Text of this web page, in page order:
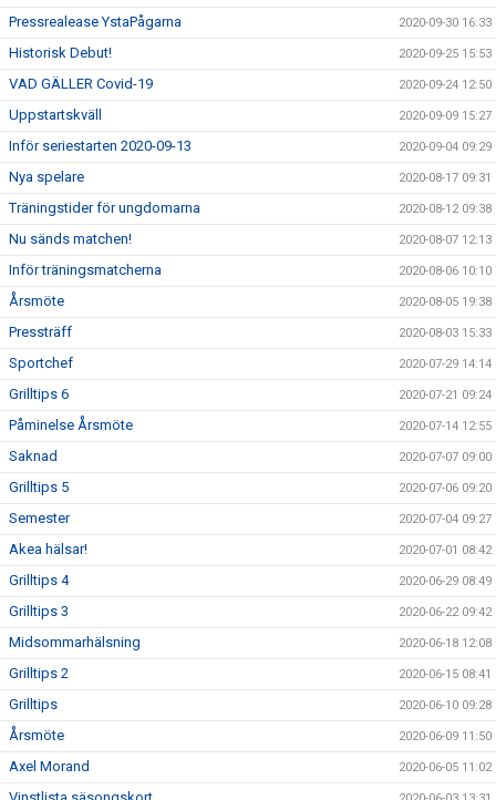
Pressrealease YstaPågarna 2020-09-30 16:33
Historisk Debut! 2020-09-25 15:53
VAD GÄLLER Covid-19 2020-09-24 12:50
Uppstartskväll 2020-09-09 15:27
Inför seriestarten 2020-09-13 2020-09-04 09:29
Nya spelare 2020-08-17 09:31
Träningstider för ungdomarna 2020-08-12 09:38
Nu sänds matchen! 2020-08-07 12:13
Inför träningsmatcherna 2020-08-06 10:10
Årsmöte 2020-08-05 19:38
Pressträff 2020-08-03 15:33
Sportchef 2020-07-29 14:14
Grilltips 6 2020-07-21 09:24
Påminelse Årsmöte 2020-07-14 12:55
Saknad 2020-07-07 09:00
Grilltips 5 2020-07-06 09:20
Semester 2020-07-04 09:27
Akea hälsar! 2020-07-01 08:42
Grilltips 4 2020-06-29 08:49
Grilltips 3 2020-06-22 09:42
Midsommarhälsning 2020-06-18 12:08
Grilltips 2 2020-06-15 08:41
Grilltips 2020-06-10 09:28
Årsmöte 2020-06-09 11:50
Axel Morand 2020-06-05 11:02